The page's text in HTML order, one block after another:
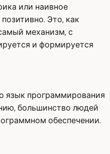
или наивное
Это, как
механизм, с
и формируется
язык программирования
большинство людей
обеспечении.